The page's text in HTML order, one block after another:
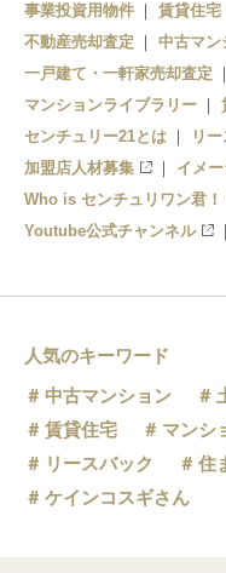
事業投資用物件
賃貸住宅
不動産売却査定
中古マン
一戸建て・一軒家売却査定
マンションライブラリー
センチュリー21とは
リ
加盟店人材募集
イメ
Who is センチュリワン君！
Youtube公式チャンネル
人気のキーワード
中古マンション
賃貸住宅
マンシ
リースバック
住
ケインコスギさん